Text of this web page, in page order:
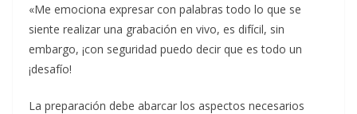
«Me emociona expresar con palabras todo lo que se
siente realizar una grabación en vivo, es difícil, sin
embargo, ¡con seguridad puedo decir que es todo un
¡desafío!
La preparación debe abarcar los aspectos necesarios